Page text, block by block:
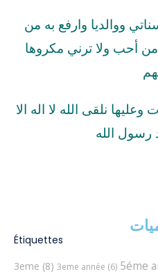
ووالديا وارفع به من
أحب ولا ترني مكروها
نلقى الله لا اله الا
رسول الله
Étiquettes
3eme (8) 3eme année (6) 5éme